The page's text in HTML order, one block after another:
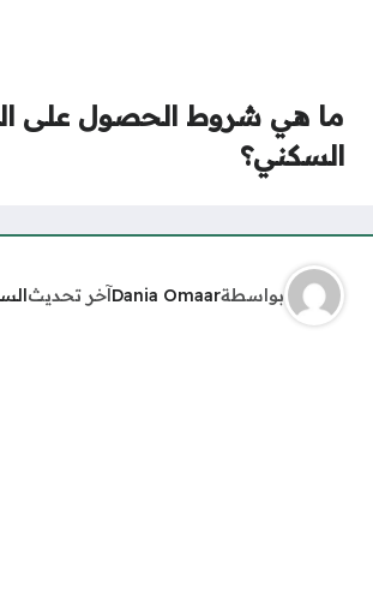
ما هي شروط الحصول على
السكني؟
بواسطةDania Omaarآخر تحديث